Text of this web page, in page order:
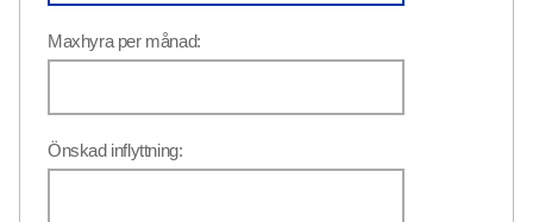
Maxhyra per månad:
Önskad inflyttning: